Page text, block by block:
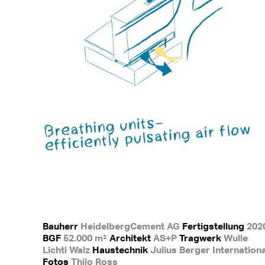
Bauherr HeidelbergCement AG Fertigstellung
BGF 52.000 m² Architekt AS+P Tragwerk Wulle
Lichti Walz Haustechnik Julius Berger
Fotos Thilo Ross